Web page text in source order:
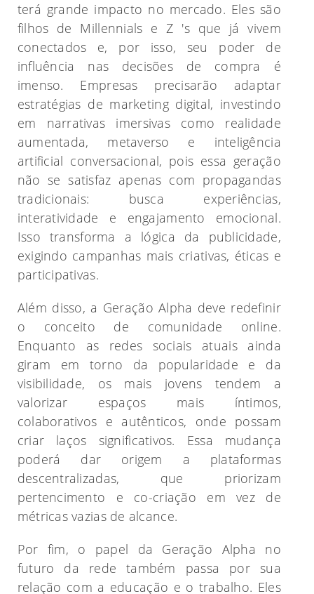
terá grande impacto no mercado. Eles são
filhos de Millennials e Z 's que já vivem
conectados e, por isso, seu poder de
influência nas decisões de compra é
imenso. Empresas precisarão adaptar
estratégias de marketing digital, investindo
em narrativas imersivas como realidade
aumentada, metaverso e inteligência
artificial conversacional, pois essa geração
não se satisfaz apenas com propagandas
tradicionais: busca experiências,
interatividade e engajamento emocional.
Isso transforma a lógica da publicidade,
exigindo campanhas mais criativas, éticas e
participativas.
Além disso, a Geração Alpha deve redefinir
o conceito de comunidade online.
Enquanto as redes sociais atuais ainda
giram em torno da popularidade e da
visibilidade, os mais jovens tendem a
valorizar espaços mais íntimos,
colaborativos e autênticos, onde possam
criar laços significativos. Essa mudança
poderá dar origem a plataformas
descentralizadas, que priorizam
pertencimento e co-criação em vez de
métricas vazias de alcance.
Por fim, o papel da Geração Alpha no
futuro da rede também passa por sua
relação com a educação e o trabalho. Eles